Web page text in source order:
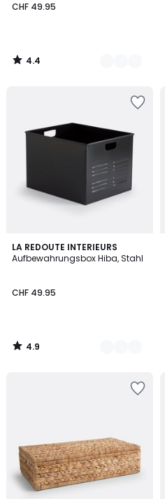
CHF 49.95
4.4
/
LA REDOUTE INTERIEURS
Aufbewahrungsbox Hiba, Stahl
CHF 49.95
4.9
/ 5
2
Farben
4.9
/